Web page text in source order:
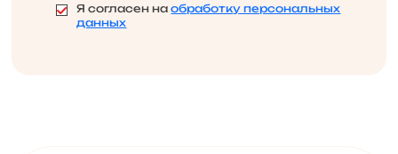
Я согласен наобработку персональных
данных